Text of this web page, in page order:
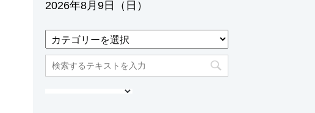
2026年8月9日（日）